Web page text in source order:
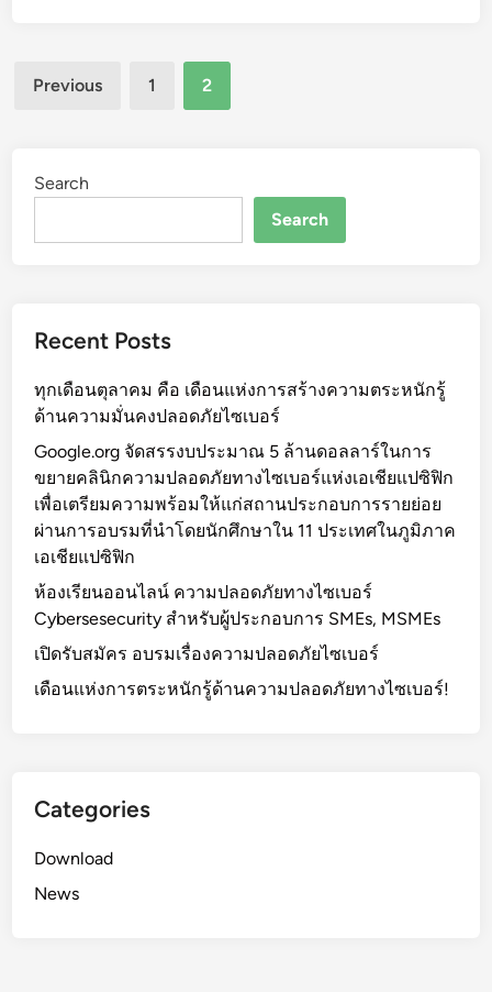
Posts
Previous 1 2
Search
Search
Recent Posts
ทุกเดือนตุลาคม คือ เดือนแห่งการสร้างความตระหนักรู้
ด้านความมั่นคงปลอดภัยไซเบอร์
Google.org จัดสรรงบประมาณ 5 ล้านดอลลาร์ในการ
ขยายคลินิกความปลอดภัยทางไซเบอร์แห่งเอเชียแปซิฟิก
เพื่อเตรียมความพร้อมให้แก่สถานประกอบการรายย่อย
ผ่านการอบรมที่นำโดยนักศึกษาใน 11 ประเทศในภูมิภาค
เอเชียแปซิฟิก
ห้องเรียนออนไลน์ ความปลอดภัยทางไซเบอร์
Cybersesecurity สำหรับผู้ประกอบการ SMEs, MSMEs
เปิดรับสมัคร อบรมเรื่องความปลอดภัยไซเบอร์
เดือนแห่งการตระหนักรู้ด้านความปลอดภัยทางไซเบอร์!
Categories
Download
News